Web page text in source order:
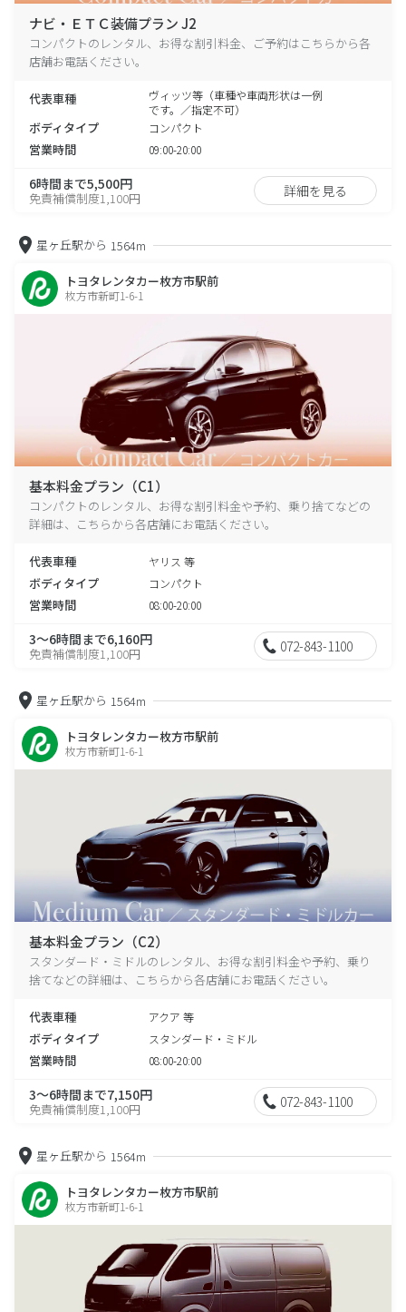
ナビ・ＥＴＣ装備プラン J2
コンパクトのレンタル、お得な割引料金、ご予約はこちらから各
店舗お電話ください。
代表車種
ヴィッツ等（車種や車両形状は一例
です。／指定不可）
ボディタイプ コンパクト
営業時間 09:00-20:00
6時間まで5,500円
免責補償制度1,100円 詳細を見る
星ヶ丘駅から 1564m
トヨタレンタカー枚方市駅前
枚方市新町1-6-1
基本料金プラン（C1）
コンパクトのレンタル、お得な割引料金や予約、乗り捨てなどの
詳細は、こちらから各店舗にお電話ください。
代表車種 ヤリス 等
ボディタイプ コンパクト
営業時間 08:00-20:00
3～6時間まで6,160円
免責補償制度1,100円 072-843-1100
星ヶ丘駅から 1564m
トヨタレンタカー枚方市駅前
枚方市新町1-6-1
基本料金プラン（C2）
スタンダード・ミドルのレンタル、お得な割引料金や予約、乗り
捨てなどの詳細は、こちらから各店舗にお電話ください。
代表車種 アクア 等
ボディタイプ スタンダード・ミドル
営業時間 08:00-20:00
3～6時間まで7,150円
免責補償制度1,100円 072-843-1100
星ヶ丘駅から 1564m
トヨタレンタカー枚方市駅前
枚方市新町1-6-1